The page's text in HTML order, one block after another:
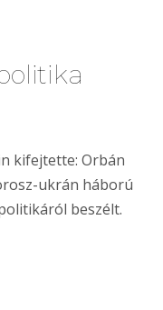
kifejtette: Orbán
ukrán háború
beszélt.